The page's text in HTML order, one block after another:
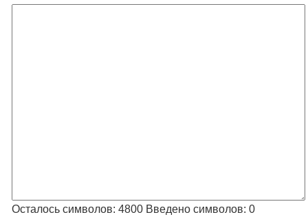
Осталось символов: 4800 Введено символов: 0